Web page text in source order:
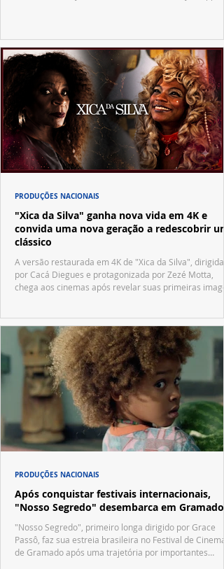
"Xica da Silva" ganha nova vida em 4K e
convida uma nova geração a redescobrir um
clássico
A versão restaurada em 4K de "Xica da Silva", dirigida
por Cacá Diegues e protagonizada por Zezé Motta,
chega aos cinemas após revelar suas primeiras
PRODUÇÕES NACIONAIS
Após conquistar festivais internacionais,
"Nosso Segredo" desembarca em Gramado
"Nosso Segredo", primeiro longa dirigido por Grace
Passô, faz sua estreia brasileira no Festival de Cinema
de Gramado após uma trajetória por importantes
PRODUÇÕES NACIONAIS